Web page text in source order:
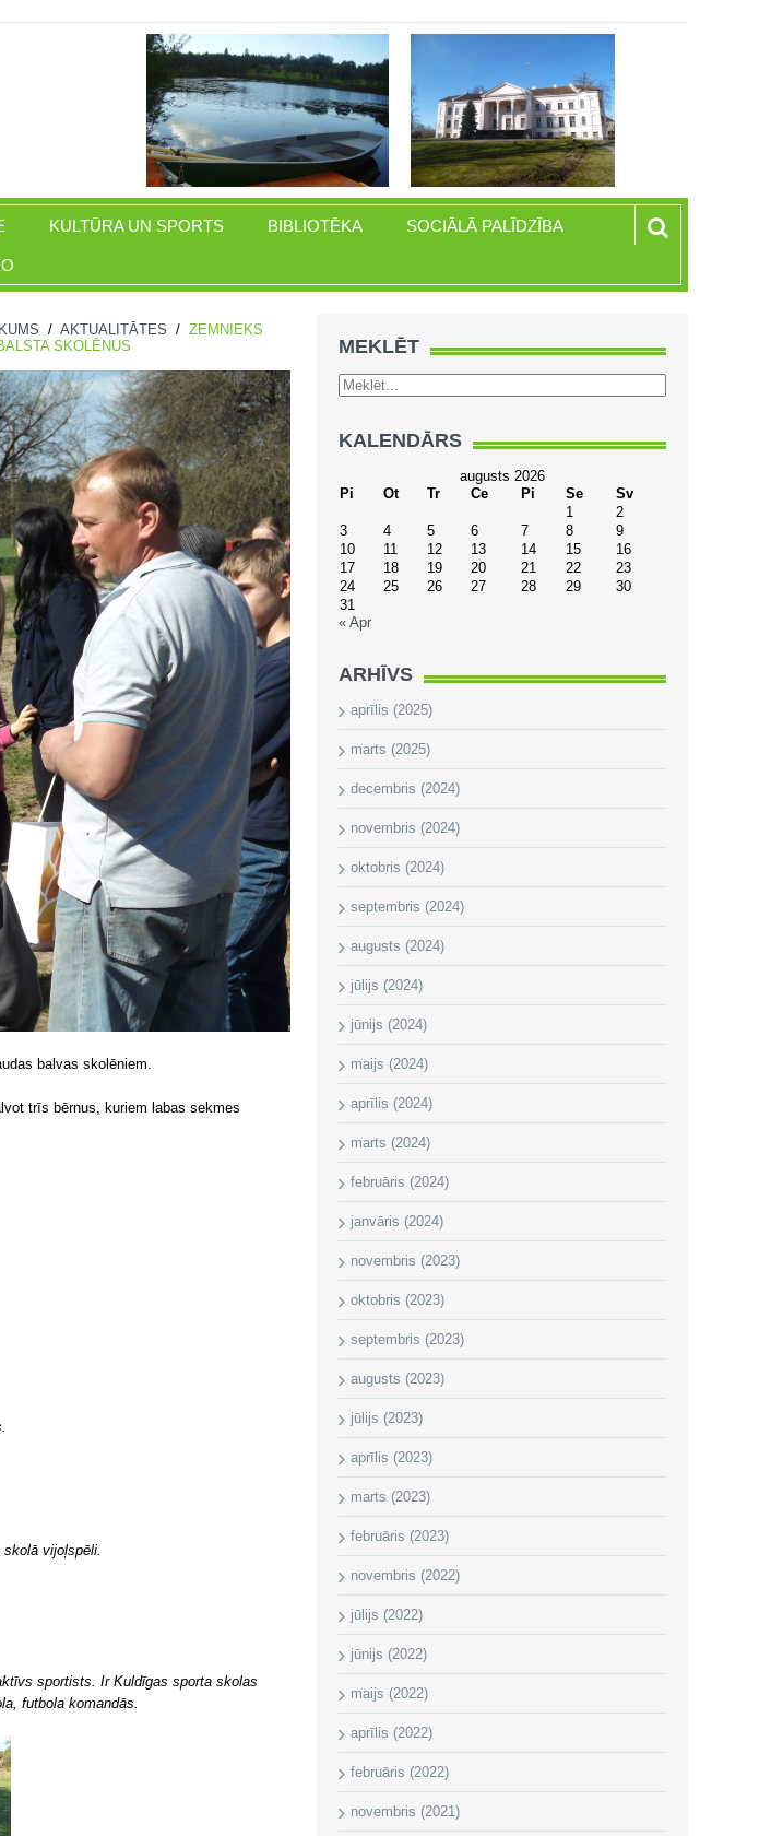
KULTŪRA UN SPORTS BIBLIOTĒKA SOCIĀLĀ PALĪDZĪBA
/ AKTUALITĀTES / ZEMNIEKS
SKOLĒNUS
balvas skolēniem.
trīs bērnus, kuriem labas sekmes
vijoļspēli.
sportists. Ir Kuldīgas sporta skolas
futbola komandās.
MEKLĒT
KALENDĀRS
augusts 2026
Pi
Ot Tr Ce Pi Se
Sv
1
2
3
4 5 6 7 8
9
10
11 12 13 14 15
16
17
18 19 20 21 22
23
24
25 26 27 28 29
30
31
« Apr
ARHĪVS
aprīlis (2025)
marts (2025)
decembris (2024)
novembris (2024)
oktobris (2024)
septembris (2024)
augusts (2024)
jūlijs (2024)
jūnijs (2024)
maijs (2024)
aprīlis (2024)
marts (2024)
februāris (2024)
janvāris (2024)
novembris (2023)
oktobris (2023)
septembris (2023)
augusts (2023)
jūlijs (2023)
aprīlis (2023)
marts (2023)
februāris (2023)
novembris (2022)
jūlijs (2022)
jūnijs (2022)
maijs (2022)
aprīlis (2022)
februāris (2022)
novembris (2021)